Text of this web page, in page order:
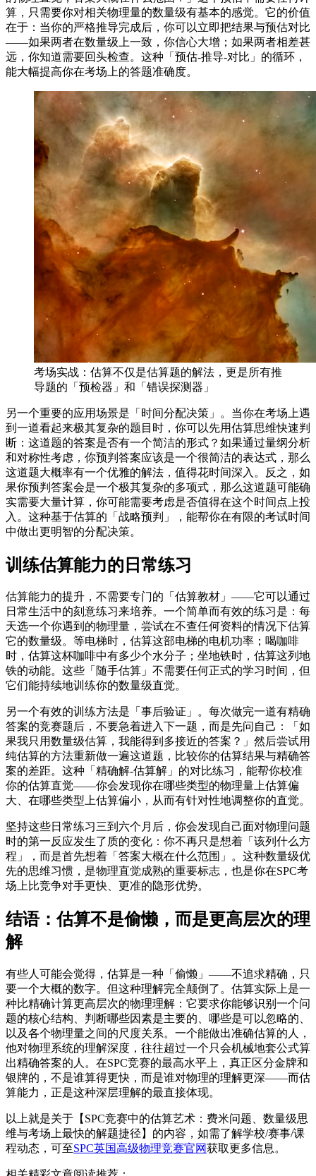
算，只需要你对相关物理量的数量级有基本的感觉。它的价值
在于：当你的严格推导完成后，你可以立即把结果与预估对比
——如果两者在数量级上一致，你信心大增；如果两者相差甚
远，你知道需要回头检查。这种「预估-推导-对比」的循环，
能大幅提高你在考场上的答题准确度。
考场实战：估算不仅是估算题的解法，更是所有推
导题的「预检器」和「错误探测器」
另一个重要的应用场景是「时间分配决策」。当你在考场上遇
到一道看起来极其复杂的题目时，你可以先用估算思维快速判
断：这道题的答案是否有一个简洁的形式？如果通过量纲分析
和对称性考虑，你预判答案应该是一个很简洁的表达式，那么
这道题大概率有一个优雅的解法，值得花时间深入。反之，如
果你预判答案会是一个极其复杂的多项式，那么这道题可能确
实需要大量计算，你可能需要考虑是否值得在这个时间点上投
入。这种基于估算的「战略预判」，能帮你在有限的考试时间
中做出更明智的分配决策。
训练估算能力的日常练习
估算能力的提升，不需要专门的「估算教材」——它可以通过
日常生活中的刻意练习来培养。一个简单而有效的练习是：每
天选一个你遇到的物理量，尝试在不查任何资料的情况下估算
它的数量级。等电梯时，估算这部电梯的电机功率；喝咖啡
时，估算这杯咖啡中有多少个水分子；坐地铁时，估算这列地
铁的动能。这些「随手估算」不需要任何正式的学习时间，但
它们能持续地训练你的数量级直觉。
另一个有效的训练方法是「事后验证」。每次做完一道有精确
答案的竞赛题后，不要急着进入下一题，而是先问自己：「如
果我只用数量级估算，我能得到多接近的答案？」然后尝试用
纯估算的方法重新做一遍这道题，比较你的估算结果与精确答
案的差距。这种「精确解-估算解」的对比练习，能帮你校准
你的估算直觉——你会发现你在哪些类型的物理量上估算偏
大、在哪些类型上估算偏小，从而有针对性地调整你的直觉。
坚持这些日常练习三到六个月后，你会发现自己面对物理问题
时的第一反应发生了质的变化：你不再只是想着「该列什么方
程」，而是首先想着「答案大概在什么范围」。这种数量级优
先的思维习惯，是物理直觉成熟的重要标志，也是你在SPC考
场上比竞争对手更快、更准的隐形优势。
结语：估算不是偷懒，而是更高层次的理
解
有些人可能会觉得，估算是一种「偷懒」——不追求精确，只
要一个大概的数字。但这种理解完全颠倒了。估算实际上是一
种比精确计算更高层次的物理理解：它要求你能够识别一个问
题的核心结构、判断哪些因素是主要的、哪些是可以忽略的、
以及各个物理量之间的尺度关系。一个能做出准确估算的人，
他对物理系统的理解深度，往往超过一个只会机械地套公式算
出精确答案的人。在SPC竞赛的最高水平上，真正区分金牌和
银牌的，不是谁算得更快，而是谁对物理的理解更深——而估
算能力，正是这种深层理解的最直接体现。
以上就是关于【SPC竞赛中的估算艺术：费米问题、数量级思
维与考场上最快的解题捷径】的内容，如需了解学校/赛事/课
程动态，可至SPC英国高级物理竞赛官网获取更多信息。